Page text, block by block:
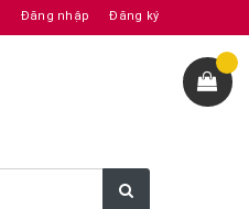
Đăng nhập Đăng ký